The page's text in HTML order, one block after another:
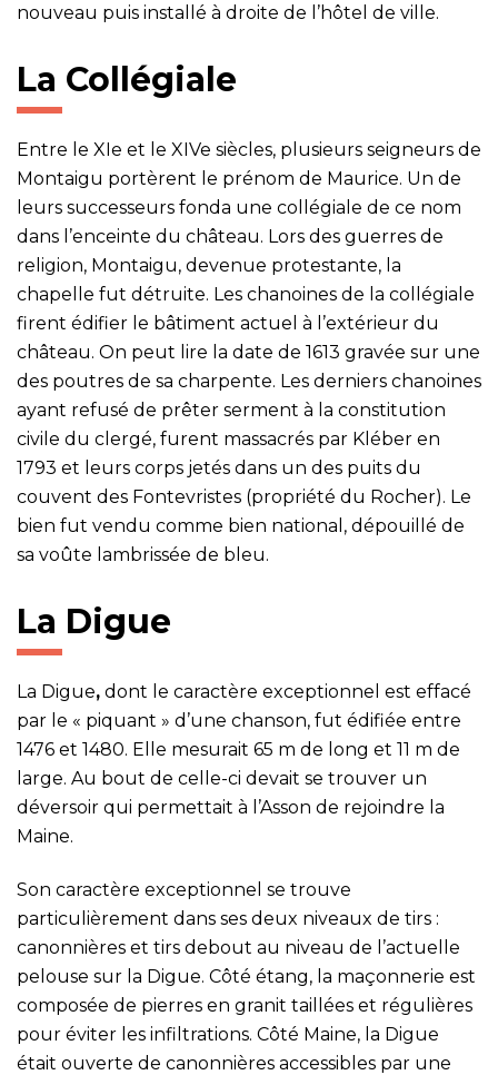
nouveau puis installé à droite de l’hôtel de ville.
La Collégiale
Entre le XIe et le XIVe siècles, plusieurs seigneurs de
Montaigu portèrent le prénom de Maurice. Un de
leurs successeurs fonda une collégiale de ce nom
dans l’enceinte du château. Lors des guerres de
religion, Montaigu, devenue protestante, la
chapelle fut détruite. Les chanoines de la collégiale
firent édifier le bâtiment actuel à l’extérieur du
château. On peut lire la date de 1613 gravée sur une
des poutres de sa charpente. Les derniers chanoines
ayant refusé de prêter serment à la constitution
civile du clergé, furent massacrés par Kléber en
1793 et leurs corps jetés dans un des puits du
couvent des Fontevristes (propriété du Rocher). Le
bien fut vendu comme bien national, dépouillé de
sa voûte lambrissée de bleu.
La Digue
La Digue, dont le caractère exceptionnel est effacé
par le « piquant » d’une chanson, fut édifiée entre
1476 et 1480. Elle mesurait 65 m de long et 11 m de
large. Au bout de celle-ci devait se trouver un
déversoir qui permettait à l’Asson de rejoindre la
Maine.
Son caractère exceptionnel se trouve
particulièrement dans ses deux niveaux de tirs :
canonnières et tirs debout au niveau de l’actuelle
pelouse sur la Digue. Côté étang, la maçonnerie est
composée de pierres en granit taillées et régulières
pour éviter les infiltrations. Côté Maine, la Digue
était ouverte de canonnières accessibles par une